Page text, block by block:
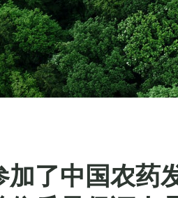
加了中国农药